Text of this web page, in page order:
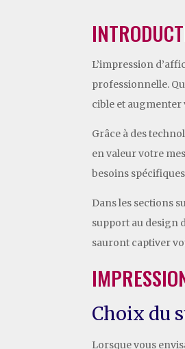
L’impression
professionnelle.
cible et augmenter
Grâce à des
en valeur votre
besoins
Dans les sections
support au design
sauront captiver
Choix du
Lorsque vous